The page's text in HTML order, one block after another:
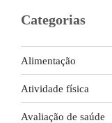
Categorias
Alimentação
Atividade física
Avaliação de saúde